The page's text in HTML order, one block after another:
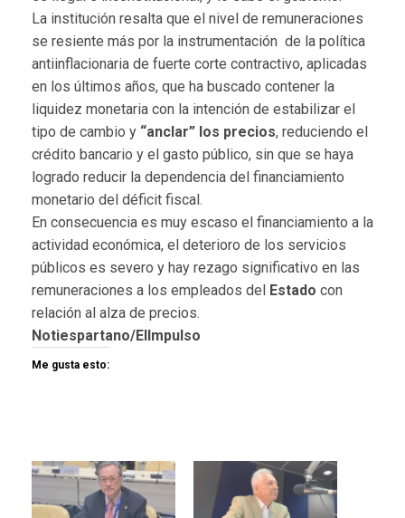
La institución resalta que el nivel de remuneraciones
se resiente más por la instrumentación de la política
antiinflacionaria de fuerte corte contractivo, aplicadas
en los últimos años, que ha buscado contener la
liquidez monetaria con la intención de estabilizar el
tipo de cambio y “anclar” los precios, reduciendo el
crédito bancario y el gasto público, sin que se haya
logrado reducir la dependencia del financiamiento
monetario del déficit fiscal.
En consecuencia es muy escaso el financiamiento a la
actividad económica, el deterioro de los servicios
públicos es severo y hay rezago significativo en las
remuneraciones a los empleados del
Estado con
relación al alza de precios.
Notiespartano/ElImpulso
Me gusta esto: